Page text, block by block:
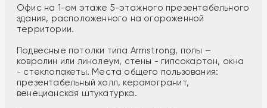
Офис на 1-ом этаже 5-этажного презентабельного
здания, расположенного на огороженной
территории.
Подвесные потолки типа Armstrong, полы –
ковролин или линолеум, стены - гипсокартон, окна
- стеклопакеты. Места общего пользования:
презентабельный холл, керамогранит,
венецианская штукатурка.